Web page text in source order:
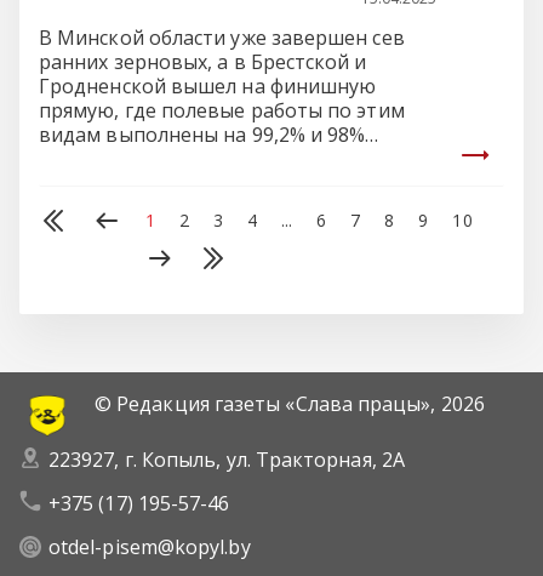
В Минской области уже завершен сев
ранних зерновых, а в Брестской и
Гродненской вышел на финишную
прямую, где полевые работы по этим
видам выполнены на 99,2% и 98%
1 2 3 4 ... 6 7 8 9 10
© Редакция газеты «Слава працы», 2026
223927, г. Копыль, ул. Тракторная, 2А
+375 (17) 195-57-46
otdel-pisem@kopyl.by